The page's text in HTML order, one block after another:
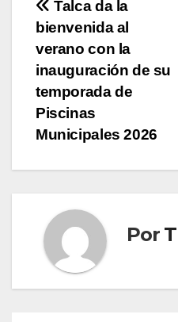
Navegación
de
entradas
Talca da la
bienvenida al
verano con la
inauguración de su
temporada de
Piscinas
Municipales 2026
Por